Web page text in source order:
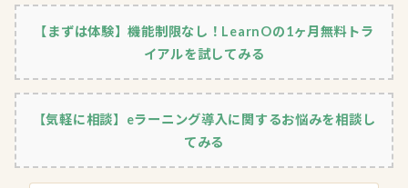
【まずは体験】機能制限なし！LearnOの1ヶ月無料トラ
イアルを試してみる
【気軽に相談】eラーニング導入に関するお悩みを相談し
てみる